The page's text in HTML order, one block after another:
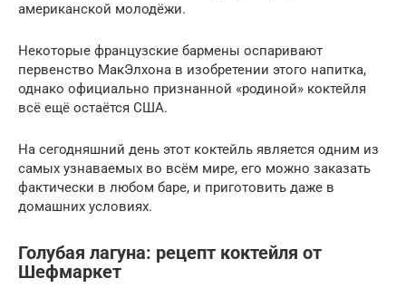
американской молодёжи.
Некоторые французские бармены оспаривают
первенство МакЭлхона в изобретении этого напитка,
однако официально признанной «родиной» коктейля
всё ещё остаётся США.
На сегодняшний день этот коктейль является одним из
самых узнаваемых во всём мире, его можно заказать
фактически в любом баре, и приготовить даже в
домашних условиях.
Голубая лагуна: рецепт коктейля от
Шефмаркет